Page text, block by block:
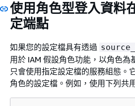
使用角色型登入資料
定端點
如果您的設定檔具有透過
用於 IAM 假設角色功能，以角色為
只會使用指定設定檔的服務組態。
角色的設定檔。例如，使用下列共